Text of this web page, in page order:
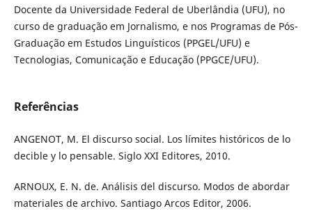
Docente da Universidade Federal de Uberlândia (UFU), no
curso de graduação em Jornalismo, e nos Programas de Pós-
Graduação em Estudos Linguísticos (PPGEL/UFU) e
Tecnologias, Comunicação e Educação (PPGCE/UFU).
Referências
ANGENOT, M. El discurso social. Los límites históricos de lo
decible y lo pensable. Siglo XXI Editores, 2010.
ARNOUX, E. N. de. Análisis del discurso. Modos de abordar
materiales de archivo. Santiago Arcos Editor, 2006.